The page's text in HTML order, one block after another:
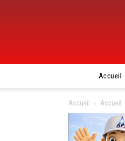
Accueil
Accueil Accueil